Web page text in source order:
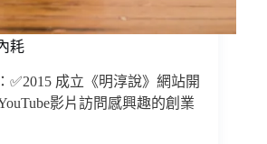
耗
✅2015 成立《明淳說》網站開
影片訪問感興趣的創業